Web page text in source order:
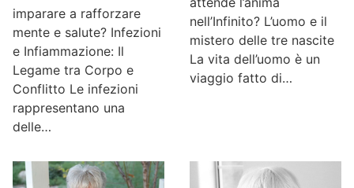
imparare a rafforzare
mente e salute? Infezioni
e Infiammazione: Il
Legame tra Corpo e
Conflitto Le infezioni
rappresentano una
delle…
nell’Infinito? L’uomo e il
mistero delle tre nascite
La vita dell’uomo è un
viaggio fatto di…